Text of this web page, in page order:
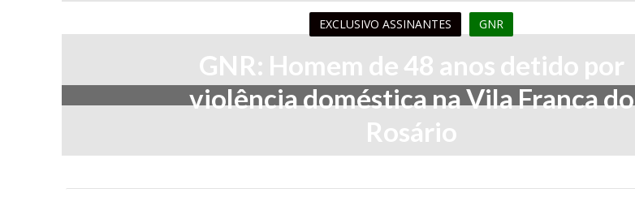
Fevereiro 5, 2021 Adicionar comentário
EXCLUSIVO ASSINANTES GNR
GNR: Homem de 48 anos detido por
violência doméstica na Vila Franca do
Rosário